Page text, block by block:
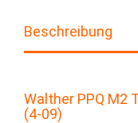
Beschreibung
Walther PPQ M2
(4-09)